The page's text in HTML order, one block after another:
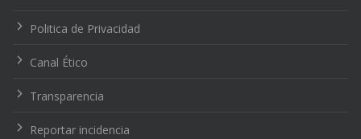
Politica de Privacidad
Canal Ético
Transparencia
Reportar incidencia